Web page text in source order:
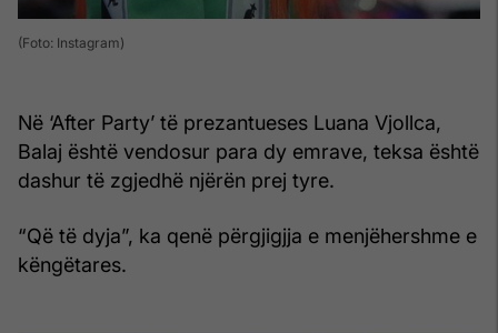
(Foto: Instagram)
Në ‘After Party’ të prezantueses Luana Vjollca,
Balaj është vendosur para dy emrave, teksa është
dashur të zgjedhë njërën prej tyre.
“Që të dyja”, ka qenë përgjigjja e menjëhershme e
këngëtares.